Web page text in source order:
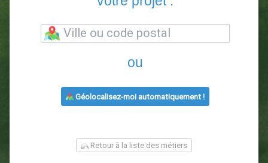
Entrez le code postal ou la
ou